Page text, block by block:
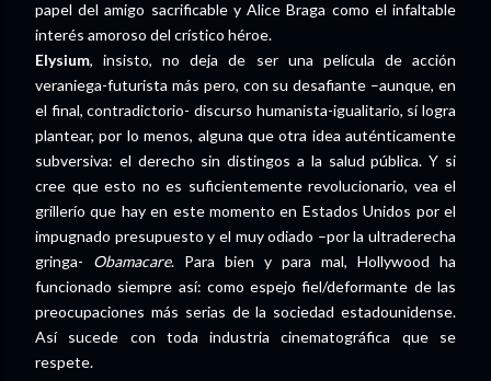
papel del amigo sacrificable y Alice Braga como el infaltable
interés amoroso del crístico héroe.
Elysium, insisto, no deja de ser una película de acción
veraniega-futurista más pero, con su desafiante –aunque, en
el final, contradictorio- discurso humanista-igualitario, sí logra
plantear, por lo menos, alguna que otra idea auténticamente
subversiva: el derecho sin distingos a la salud pública. Y si
cree que esto no es suficientemente revolucionario, vea el
grillerío que hay en este momento en Estados Unidos por el
impugnado presupuesto y el muy odiado –por la ultraderecha
gringa- Obamacare. Para bien y para mal, Hollywood ha
funcionado siempre así: como espejo fiel/deformante de las
preocupaciones más serias de la sociedad estadounidense.
Así sucede con toda industria cinematográfica que se
respete.